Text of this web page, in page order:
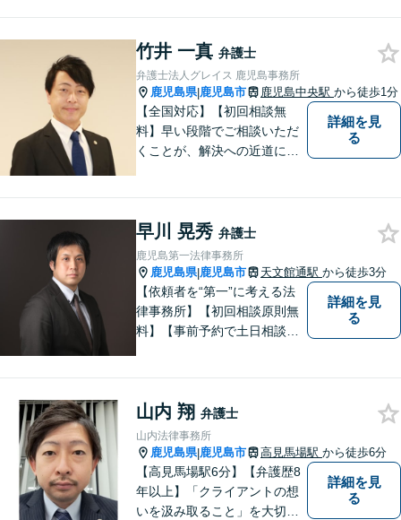
適な解決策をご提案します
竹井 一真 弁護士
弁護士法人グレイス 鹿児島事務所
鹿児島県|鹿児島市 鹿児島中央駅 から徒歩1分
【全国対応】【初回相談無
料】早い段階でご相談いただ
くことが、解決への近道にな
どんなご相談でも、どうぞお
気軽にお声がけください。
【電話・WEB相談も対応可
能】
詳細を見
る
早川 晃秀 弁護士
鹿児島第一法律事務所
鹿児島県|鹿児島市 天文館通駅 から徒歩3分
【依頼者を“第一”に考える法
律事務所】【初回相談原則無
料】【事前予約で土日相談
て、確かな経験にもとづき、
幅広い分野の法的トラブルへ
の対応が可能です。
詳細を見
る
山内 翔 弁護士
山内法律事務所
鹿児島県|鹿児島市 高見馬場駅 から徒歩6分
【高見馬場駅6分】【弁護歴8
年以上】「クライアントの想
いを汲み取ること」を大切に
詳細を見
る